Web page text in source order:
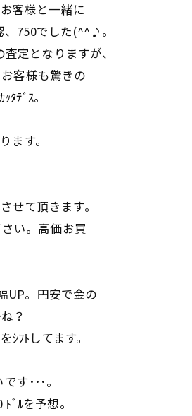
客様と一緒に
、750でした(^^♪。
定となりますが、
客様も驚きの
ﾃﾞｽ。
ます。
せて頂きます。
い。高価お買
UP。円安で金の
？
ﾌﾄしてます。
す･･･。
ﾞﾙを予想。